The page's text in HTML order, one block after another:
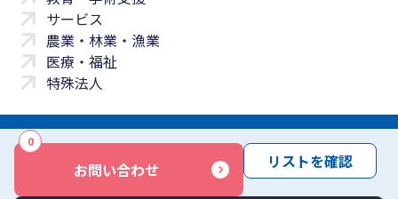
お問い合わせ
0
リストを確認
サービス
農業・林業・漁業
医療・福祉
特殊法人
サイトマップ 免責事項 サービス利用規約
商標について反社会勢力に対する基本方針 お問い合わせ